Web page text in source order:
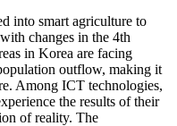
into smart agriculture to
changes in the 4th
in Korea are facing
outflow, making it
Among ICT technologies,
the results of their
of reality. The